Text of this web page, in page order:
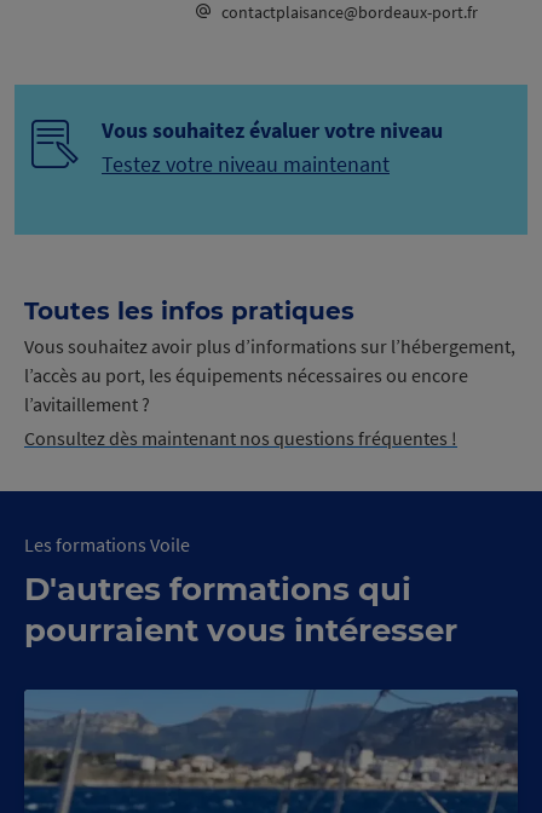
contactplaisance@bordeaux-port.fr
Vous souhaitez évaluer votre niveau
Testez votre niveau maintenant
Toutes les infos pratiques
Vous souhaitez avoir plus d’informations sur l’hébergement,
l’accès au port, les équipements nécessaires ou encore
l’avitaillement ?
Consultez dès maintenant nos questions fréquentes !
D'autres formations qui
pourraient vous intéresser
Les formations Voile